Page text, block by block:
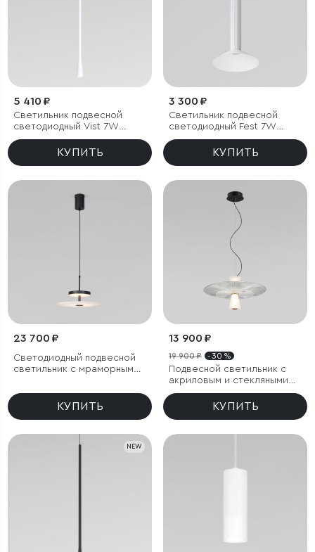
5 410 ₽
Светильник подвесной
светодиодный Vist 7W
4000K белый
КУПИТЬ
3 300 ₽
Светильник подвесной
светодиодный Fest 7W
4000 K белый
КУПИТЬ
23 700 ₽
Светодиодный подвесной
светильник с мраморным
КУПИТЬ
13 900 ₽
19 900 ₽ - 30 %
Подвесной светильник с
акриловым и стекляными
плафонами
КУПИТЬ
NEW